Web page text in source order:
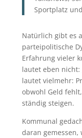
Sportplatz
Natürlich gibt es
parteipolitische
Erfahrung vieler
lautet eben nicht:
lautet vielmehr:
obwohl Geld
ständig steigen.
Kommunal
daran